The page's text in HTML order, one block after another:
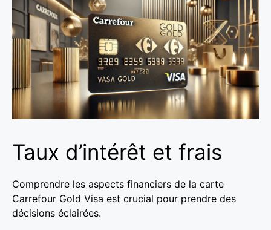
Taux d’intérêt et frais
Comprendre les aspects financiers de la carte
Carrefour Gold Visa est crucial pour prendre des
décisions éclairées.